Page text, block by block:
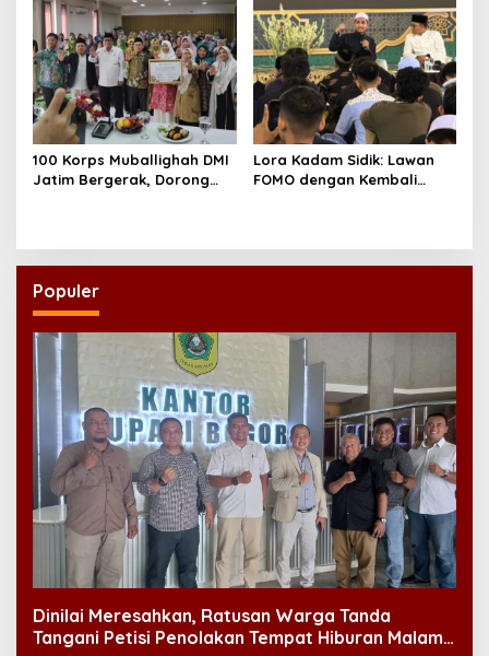
100 Korps Muballighah DMI
Jatim Bergerak, Dorong
Lora Kadam Sidik: Lawan
FOMO dengan Kembali
Populer
Dinilai Meresahkan, Ratusan Warga Tanda
Tangani Petisi Penolakan Tempat Hiburan Malam